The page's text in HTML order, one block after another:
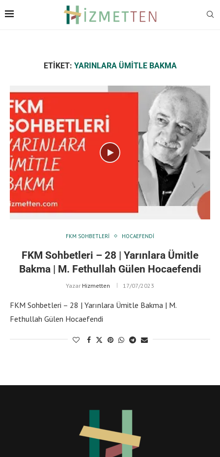
ETIKET: YARINLARA ÜMITLE BAKMA
FKM SOHBETLERI HOCAEFENDI
FKM Sohbetleri – 28 | Yarınlara Ümitle
Bakma | M. Fethullah Gülen Hocaefendi
Yazar Hizmetten 17/07/2023
FKM Sohbetleri – 28 | Yarınlara Ümitle Bakma | M.
Fethullah Gülen Hocaefendi